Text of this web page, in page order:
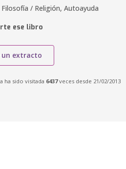
Filosofía / Religión, Autoayuda
ese libro
un extracto
ha sido visitada 6437veces desde 21/02/2013